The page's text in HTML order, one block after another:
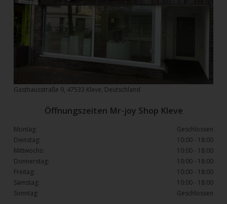
Gasthausstraße 9, 47533 Kleve, Deutschland
Öffnungszeiten Mr-joy Shop Kleve
Montag:
Geschlossen
Dienstag:
10:00 - 18:00
Mittwochs:
10:00 - 18:00
Donnerstag:
10:00 - 18:00
Freitag:
10:00 - 18:00
Samstag:
10:00 - 18:00
Sonntag:
Geschlossen